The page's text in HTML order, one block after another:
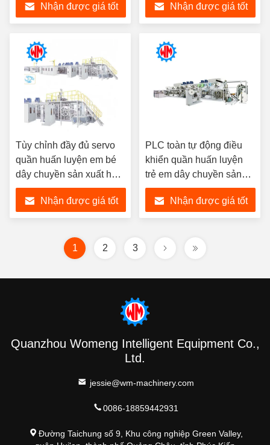
Nhận được giá tốt
Nhận được giá tốt
Tùy chỉnh đầy đủ servo
quần huấn luyện em bé
dây chuyền sản xuất hoạt
động thông minh chuyên
nghiệpNhận được giá tốt
PLC toàn tự động điều
khiển quần huấn luyện
trẻ em dây chuyền sản
xuất thông minh hoạt
động dễ dàng
Nhận được giá tốt
1 2 3
Quanzhou Womeng Intelligent Equipment Co.,
Ltd.
jessie@wm-machinery.com
0086-18859442931
Đường Taichung số 9, Khu công nghiệp Green Valley,